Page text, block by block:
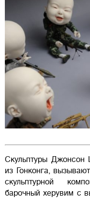
Скульптуры Джонсон
из Гонконга,
скульптурной
барочный херувим с